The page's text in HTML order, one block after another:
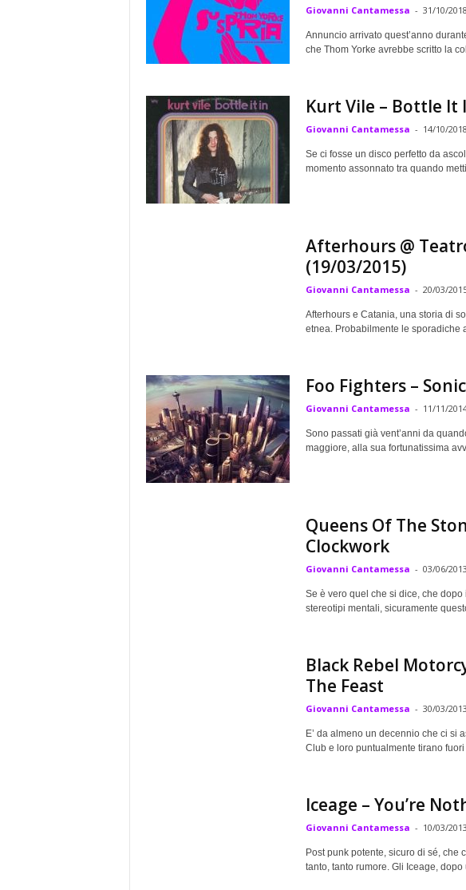
Giovanni Cantamessa - 31/10/2018
Annuncio arrivato quest’anno
che Thom Yorke avrebbe scritto la
Kurt Vile – Bottle It
Giovanni Cantamessa - 14/10/2018
Se ci fosse un disco perfetto da
momento assonnato tra quando
Afterhours @
(19/03/2015)
Giovanni Cantamessa - 20/03/
Afterhours e Catania, una storia di
etnea. Probabilmente le sporadiche
Foo Fighters –
Giovanni Cantamessa - 11/11/
Sono passati già vent’anni da
maggiore, alla sua fortunatissima
Queens Of The
Clockwork
Giovanni Cantamessa - 03/06/2013
Se è vero quel che si dice, che
stereotipi mentali, sicuramente
Black Rebel
The Feast
Giovanni Cantamessa - 30/03/2013
E’ da almeno un decennio che ci si
Club e loro puntualmente tirano fuori
Iceage – You’re
Giovanni Cantamessa - 10/03/2013
Post punk potente, sicuro di sé, che
tanto, tanto rumore. Gli Iceage,